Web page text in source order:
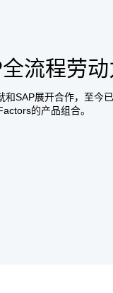
流程劳
和SAP展开合作，至今
的产品组合。